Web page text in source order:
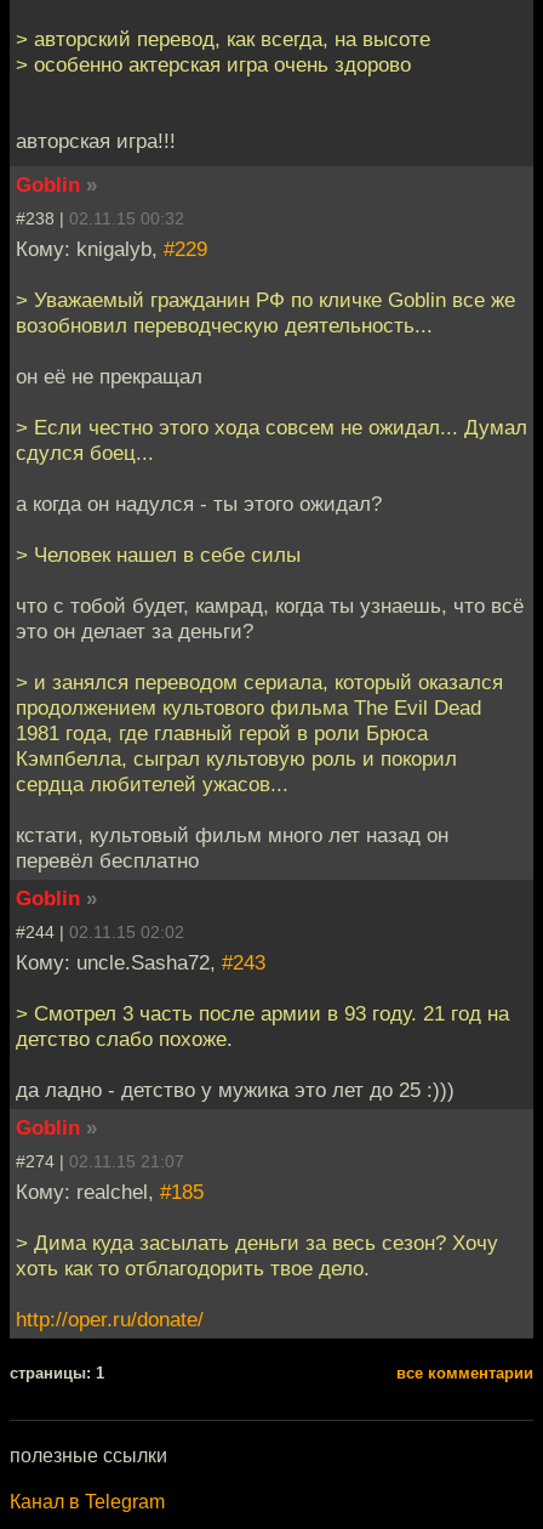
> авторский перевод, как всегда, на высоте
> особенно актерская игра очень здорово
авторская игра!!!
Goblin »
#238 | 02.11.15 00:32
Кому: knigalyb, #229
> Уважаемый гражданин РФ по кличке Goblin все же
возобновил переводческую деятельность...
он её не прекращал
> Если честно этого хода совсем не ожидал... Думал
сдулся боец...
а когда он надулся - ты этого ожидал?
> Человек нашел в себе силы
что с тобой будет, камрад, когда ты узнаешь, что всё
это он делает за деньги?
> и занялся переводом сериала, который оказался
продолжением культового фильма The Evil Dead
1981 года, где главный герой в роли Брюса
Кэмпбелла, сыграл культовую роль и покорил
сердца любителей ужасов...
кстати, культовый фильм много лет назад он
перевёл бесплатно
Goblin »
#244 | 02.11.15 02:02
Кому: uncle.Sasha72, #243
> Смотрел 3 часть после армии в 93 году. 21 год на
детство слабо похоже.
да ладно - детство у мужика это лет до 25 :)))
Goblin »
#274 | 02.11.15 21:07
Кому: realchel, #185
> Дима куда засылать деньги за весь сезон? Хочу
хоть как то отблагодорить твое дело.
http://oper.ru/donate/
cтраницы: 1 все комментарии
полезные ссылки
Канал в Telegram